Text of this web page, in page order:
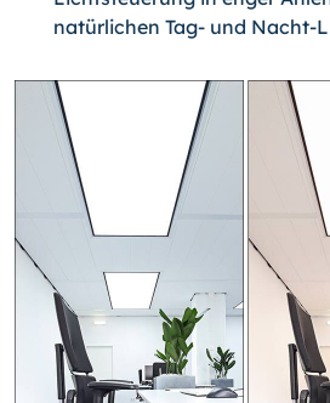
natürlichen Tag- und Nacht-